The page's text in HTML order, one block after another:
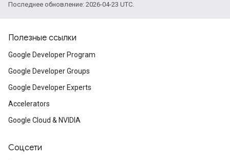
Последнее обновление: 2026-04-23 UTC.
Полезные ссылки
Google Developer Program
Google Developer Groups
Google Developer Experts
Accelerators
Google Cloud & NVIDIA
Соцсети